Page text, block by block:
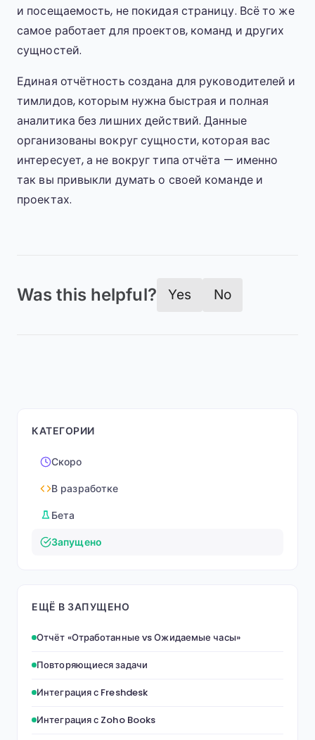
и посещаемость, не покидая страницу. Всё то же
самое работает для проектов, команд и других
сущностей.
Единая отчётность создана для руководителей и
тимлидов, которым нужна быстрая и полная
аналитика без лишних действий. Данные
организованы вокруг сущности, которая вас
интересует, а не вокруг типа отчёта — именно
так вы привыкли думать о своей команде и
проектах.
Was this helpful? Yes No
КАТЕГОРИИ
Скоро
В разработке
Бета
Запущено
ЕЩЁ В ЗАПУЩЕНО
Отчёт «Отработанные vs Ожидаемые часы»
Повторяющиеся задачи
Интеграция с Freshdesk
Интеграция с Zoho Books